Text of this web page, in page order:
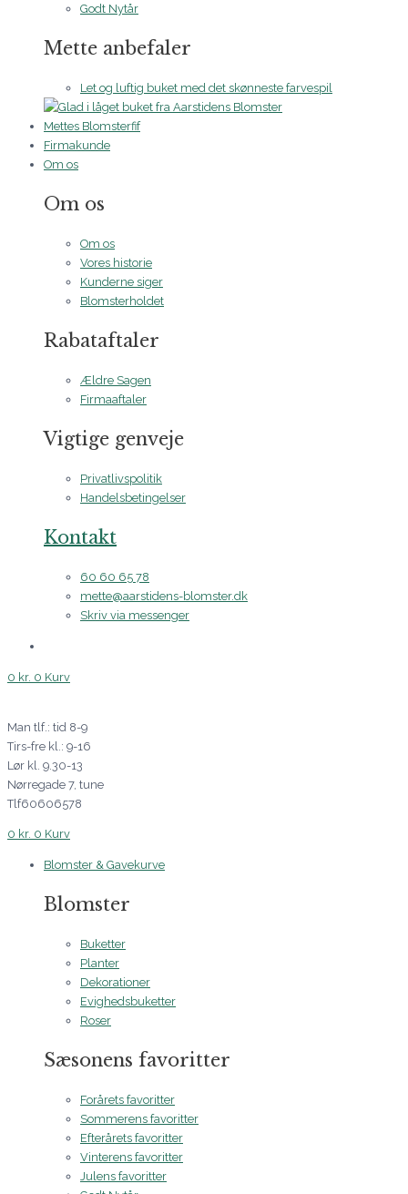
Godt Nytår
Mette anbefaler
Let og luftig buket med det skønneste farvespil
Mettes Blomsterfif
Firmakunde
Om os
Om os
Om os
Vores historie
Kunderne siger
Blomsterholdet
Rabataftaler
Ældre Sagen
Firmaaftaler
Vigtige genveje
Privatlivspolitik
Handelsbetingelser
Kontakt
60 60 65 78
mette@aarstidens-blomster.dk
Skriv via messenger
0 kr. 0 Kurv
Man tlf.: tid 8-9
Tirs-fre kl.: 9-16
Lør kl. 9.30-13
Nørregade 7, tune
Tlf60606578
0 kr. 0 Kurv
Blomster & Gavekurve
Blomster
Buketter
Planter
Dekorationer
Evighedsbuketter
Roser
Sæsonens favoritter
Forårets favoritter
Sommerens favoritter
Efterårets favoritter
Vinterens favoritter
Julens favoritter